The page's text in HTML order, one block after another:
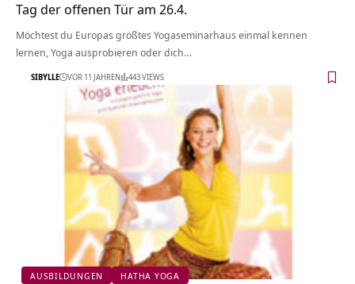
Tag der offenen Tür am 26.4.
Möchtest du Europas größtes Yogaseminarhaus einmal kennen
lernen, Yoga ausprobieren oder dich…
SIBYLLE VOR 11 JAHREN 443 VIEWS
AUSBILDUNGEN HATHA YOGA